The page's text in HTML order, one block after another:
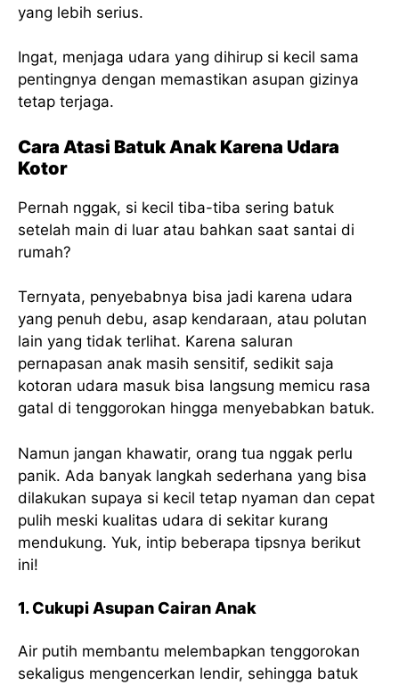
yang lebih serius.
Ingat, menjaga udara yang dihirup si kecil sama
pentingnya dengan memastikan asupan gizinya
tetap terjaga.
Cara Atasi Batuk Anak Karena Udara
Kotor
Pernah nggak, si kecil tiba-tiba sering batuk
setelah main di luar atau bahkan saat santai di
rumah?
Ternyata, penyebabnya bisa jadi karena udara
yang penuh debu, asap kendaraan, atau polutan
lain yang tidak terlihat. Karena saluran
pernapasan anak masih sensitif, sedikit saja
kotoran udara masuk bisa langsung memicu rasa
gatal di tenggorokan hingga menyebabkan batuk.
Namun jangan khawatir, orang tua nggak perlu
panik. Ada banyak langkah sederhana yang bisa
dilakukan supaya si kecil tetap nyaman dan cepat
pulih meski kualitas udara di sekitar kurang
mendukung. Yuk, intip beberapa tipsnya berikut
ini!
1. Cukupi Asupan Cairan Anak
Air putih membantu melembapkan tenggorokan
sekaligus mengencerkan lendir, sehingga batuk